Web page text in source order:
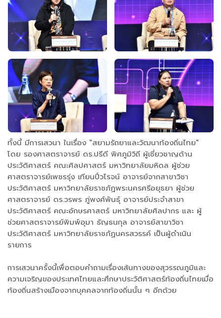
ทั้งนี้ มีการเสวนา ในเรื่อง "สยามรัถยาและวัฒนาท้องถิ่นไทย"
โดย รองศาสตราจารย์ ดร.ปรีดี พิศภูมิวิถี ผู้เชี่ยวชาญด้าน
ประวัติศาสตร์ คณะศิลปศาสตร์ มหาวิทยาลัยมหิดล ผู้ช่วย
ศาสตราจารย์เพชรรุ่ง เทียนปิ๋วโรจน์ อาจารย์จากสาขาวิชา
ประวัติศาสตร์ มหาวิทยาลัยราชภัฏพระนครศรีอยุธยา ผู้ช่วย
ศาสตราจารย์ ดร.วรพร ภู่พงศ์พันธุ์ อาจารย์ประจำสาขา
ประวัติศาสตร์ คณะอักษรศาสตร์ มหาวิทยาลัยศิลปากร และ ผู้
ช่วยศาสตราจารย์พิมพ์อุมา ธัญธนกุล อาจารย์สาขาวิชา
ประวัติศาสตร์ มหาวิทยาลัยราชภัฏนครสวรรค์ เป็นผู้ดำเนิน
รายการ
การเสวนาครั้งนี้เพื่อตอบคำถามเรื่องเส้นทางของสุวรรณภูมิและ
ความเจริญของประเทศไทยและศึกษาประวัติศาสตร์ท้องถิ่นไทยเมื่อ
ท้องถิ่นสร้างเมืองจากบุคคลจากท้องถิ่นนั้น ๆ อีกด้วย